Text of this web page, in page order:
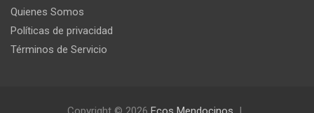
Quienes Somos
Políticas de privacidad
Términos de Servicio